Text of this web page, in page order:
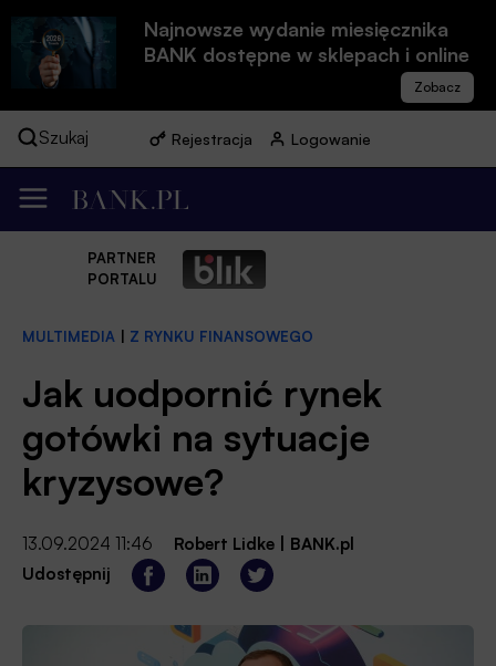
Najnowsze wydanie miesięcznika
BANK dostępne w sklepach i online
Szukaj Rejestracja Logowanie
PARTNER
PORTALU
MULTIMEDIA Z RYNKU FINANSOWEGO
Jak uodpornić rynek
gotówki na sytuacje
kryzysowe?
13.09.2024 11:46 Robert Lidke
BANK.pl
Udostępnij